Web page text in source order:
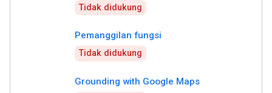
Tidak didukung
Pemanggilan fungsi
Tidak didukung
Grounding with Google Maps